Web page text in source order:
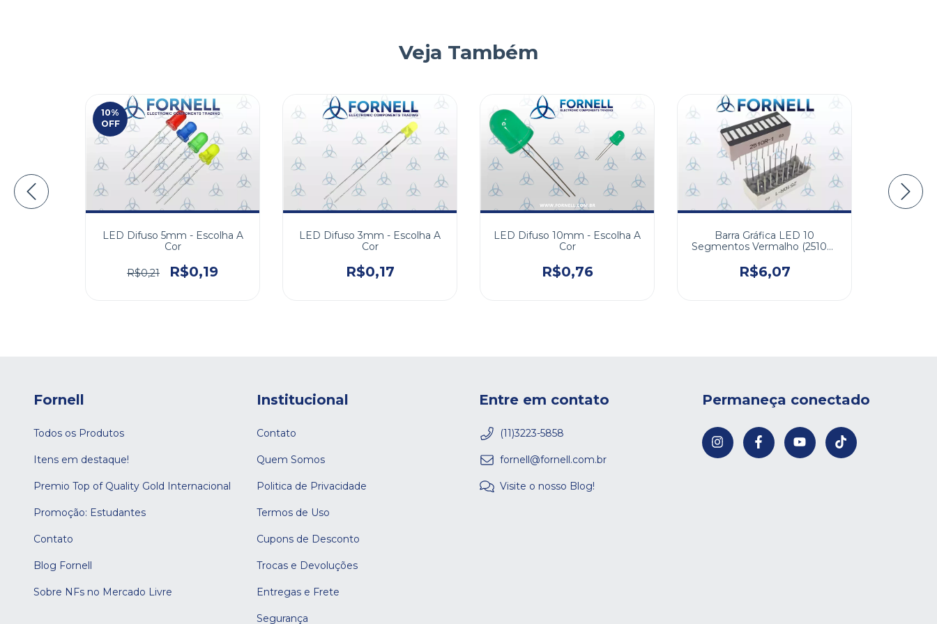
Veja Também
10%
OFF
LED Difuso 5mm - Escolha A
Cor
R$0,21 R$0,19
LED Difuso 3mm - Escolha A
Cor
R$0,17
LED Difuso 10mm - Escolha A
Cor
R$0,76
Barra Gráfica LED 10
Segmentos Vermalho (2510R-
R$6,07
Fornell
Todos os Produtos
Itens em destaque!
Premio Top of Quality Gold Internacional
Promoção: Estudantes
Contato
Blog Fornell
Sobre NFs no Mercado Livre
Institucional
Contato
Quem Somos
Politica de Privacidade
Termos de Uso
Cupons de Desconto
Trocas e Devoluções
Entregas e Frete
Segurança
Entre em contato
(11)3223-5858
fornell@fornell.com.br
Visite o nosso Blog!
Permaneça conectado